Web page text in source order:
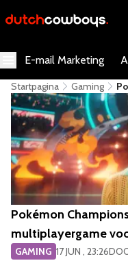
E-mail Marketing
Startpagina Gaming
Pokémon
multiplayergame
GAMING 17 JUN , 23:26